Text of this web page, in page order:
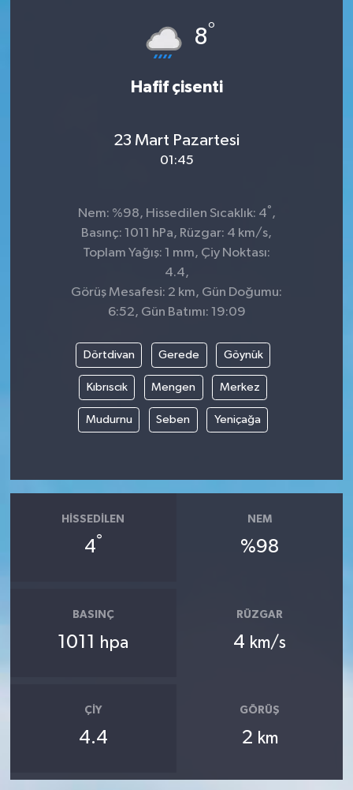
8°
Hafif çisenti
23 Mart Pazartesi
01:45
Nem: %98, Hissedilen Sıcaklık: 4° ,
Basınç: 1011 hPa, Rüzgar: 4 km/s,
Toplam Yağış: 1 mm, Çiy Noktası:
4.4,
Görüş Mesafesi: 2 km, Gün Doğumu:
6:52, Gün Batımı: 19:09
Dörtdivan Gerede Göynük
Kıbrıscık Mengen Merkez
Mudurnu Seben Yeniçağa
HISSEDILEN
4°
NEM
%98
BASINÇ
1011 hpa
RÜZGAR
4 km/s
ÇIY
4.4
GÖRÜŞ
2 km